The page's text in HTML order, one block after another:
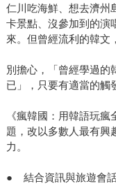
仁川吃海鮮、想去濟
卡景點、沒參加到的演
來。但曾經流利的韓文
別擔心，「曾經學過的
已」，只要有適當的觸
《瘋韓國：用韓語玩
題，改以多數人最有興
力。
● 結合資訊與旅遊會